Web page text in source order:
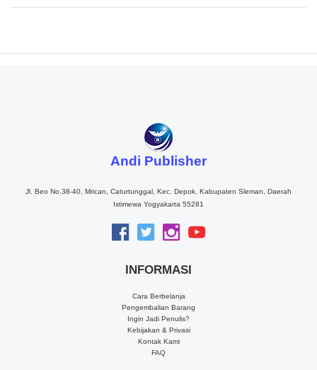
Andi Publisher
Jl. Beo No.38-40, Mrican, Caturtunggal, Kec. Depok, Kabupaten Sleman, Daerah
Istimewa Yogyakarta 55281
INFORMASI
Cara Berbelanja
Pengembalian Barang
Ingin Jadi Penulis?
Kebijakan & Privasi
Kontak Kami
FAQ